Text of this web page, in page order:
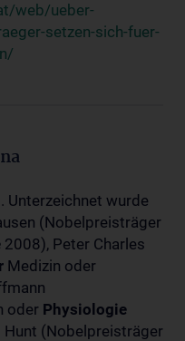
web/ueber-
setzen-sich-fuer-
Unterzeichnet wurde
(Nobelpreisträger
2008), Peter Charles
Medizin oder
oder Physiologie
(Nobelpreisträger